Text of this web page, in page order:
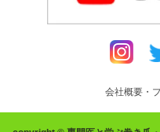
会社概要・